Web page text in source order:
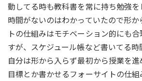
動してる時も教科書を常に持ち勉強
時間がないのはわかっていたので形か
トの仕組みはモチベーション的にも
すが、スケジュール帳など書いてる
自分は形から入らず最初から授業を進
目標とか書かせるフォーサイトの仕